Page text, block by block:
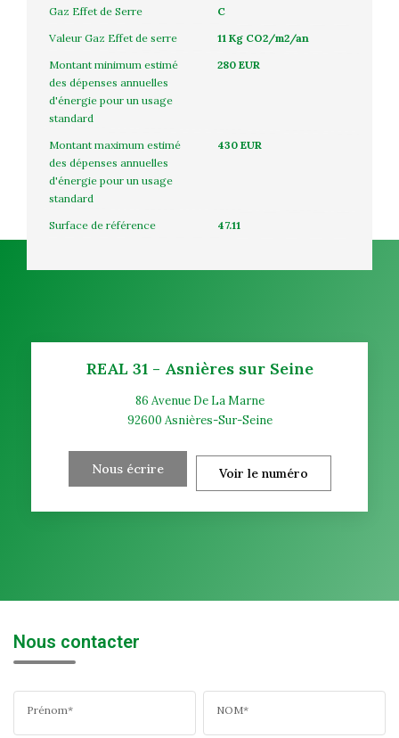
Gaz Effet de Serre
C
Valeur Gaz Effet de serre
11 Kg CO2/m2/an
Montant minimum estimé
des dépenses annuelles
d'énergie pour un usage
standard
280 EUR
Montant maximum estimé
des dépenses annuelles
d'énergie pour un usage
standard
430 EUR
Surface de référence 47.11
REAL 31 - Asnières sur Seine
86 Avenue De La Marne
92600 Asnières-Sur-Seine
Nous écrire Voir le numéro
Nous contacter
Prénom* NOM*